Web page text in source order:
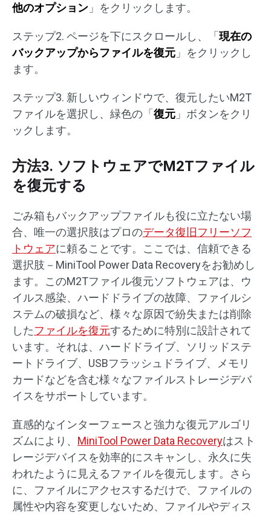
他のオプション 」をクリックします。
ステップ2. ページを下にスクロールし、「現在の
バックアップからファイルを復元 」をクリックし
ます。
ステップ3. 新しいウィンドウで、復元したいM2T
ファイルを選択し、緑色の「復元 」ボタンをクリ
ックします。
方法3. ソフトウェアでM2Tファイル
を復元する
ごみ箱もバックアップファイルも役に立たない場
合、唯一の選択肢はプロのデータ復旧フリーソフ
トウェアに頼ることです。ここでは、信頼できる
選択肢－MiniTool Power Data Recoveryをお勧めし
ます。このM2Tファイル復元ソフトウェアは、ウ
イルス感染、ハードドライブの故障、ファイルシ
ステムの破損など、様々な原因で紛失または削除
したファイルを復元するために特別に設計されて
います。それは、ハードドライブ、ソリッドステ
ートドライブ、USBフラッシュドライブ、メモリ
カードなどを含む様々なファイルストレージデバ
イスをサポートしています。
直感的なインターフェースと強力な復元アルゴリ
ズムにより、 MiniTool Power Data Recoveryはスト
レージデバイスを効率的にスキャンし、永久に失
われたように見えるファイルを復元します。さら
に、ファイルにアクセスするだけで、ファイルの
属性や内容を変更しないため、ファイルやディス